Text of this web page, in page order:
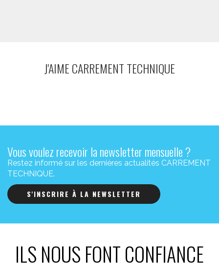
J'AIME CARREMENT TECHNIQUE
Vous voulez recevoir la newsletter mensuelle ?
Restez informé sur les dernières actualités CARREMENT
TECHNIQUE.
S'INSCRIRE À LA NEWSLETTER
ILS NOUS FONT CONFIANCE